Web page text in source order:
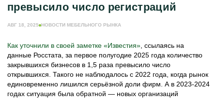
превысило число регистраций
АВГ 18, 2025 НОВОСТИ МЕБЕЛЬНОГО РЫНКА
Как уточнили в своей заметке «Известия» , ссылаясь на
данные Росстата, за первое полугодие 2025 года количество
закрывшихся бизнесов в 1,5 раза превысило число
открывшихся. Такого не наблюдалось с 2022 года, когда рынок
единовременно лишился серьёзной доли фирм. А в 2023-2024
годах ситуация была обратной — новых организаций